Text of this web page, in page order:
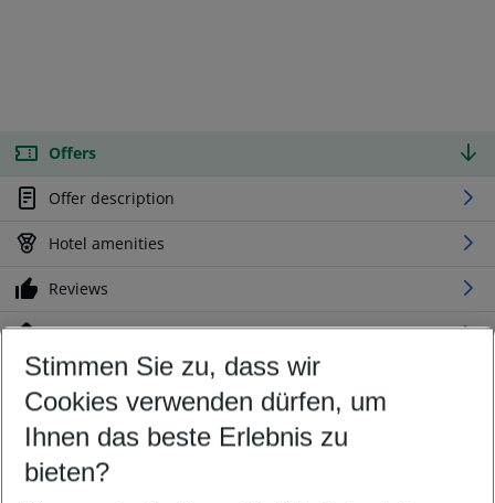
Offers
Offer description
Hotel amenities
Reviews
Location
Customize your offer
Find the perfect deal which suits your best
Your departure airport
Any airport
Stimmen Sie zu, dass wir
Cookies verwenden dürfen, um
Ihnen das beste Erlebnis zu
bieten?